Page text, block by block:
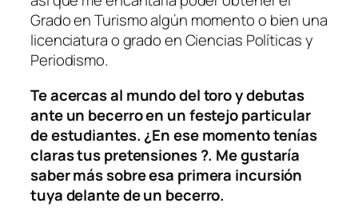
Grado en Turismo algún momento o bien una
licenciatura o grado en Ciencias Políticas y
Periodismo.
Te acercas al mundo del toro y debutas
ante un becerro en un festejo particular
de estudiantes. ¿En ese momento tenías
claras tus pretensiones ?. Me gustaría
saber más sobre esa primera incursión
tuya delante de un becerro.